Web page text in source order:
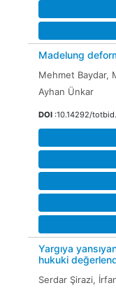
Madelung
Mehmet Baydar,
Ayhan Ünkar
DOI :10.14292/
Yargıya
hukuki
Serdar Şirazi,